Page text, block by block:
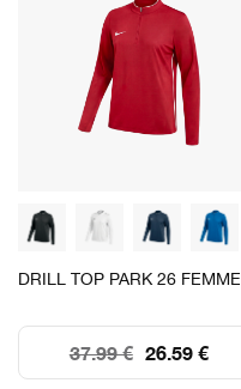
DRILL TOP PARK 26 FEMME
26.59 €
37.99 €